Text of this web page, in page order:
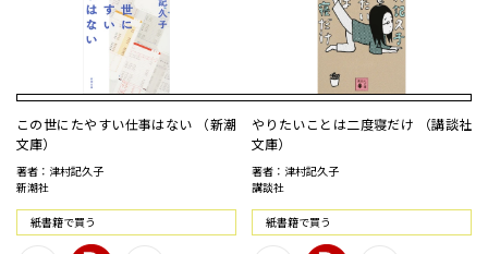
この世にたやすい仕事はない （新潮
文庫）
著者：津村記久子
新潮社
紙書籍で買う
やりたいことは二度寝だけ （講談社
文庫）
著者：津村記久子
講談社
紙書籍で買う